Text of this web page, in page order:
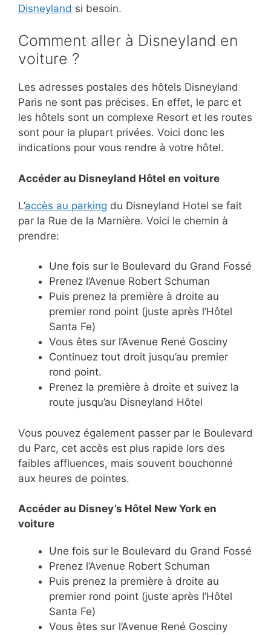
Disneyland si besoin.
Comment aller à Disneyland en
voiture ?
Les adresses postales des hôtels Disneyland
Paris ne sont pas précises. En effet, le parc et
les hôtels sont un complexe Resort et les routes
sont pour la plupart privées. Voici donc les
indications pour vous rendre à votre hôtel.
Accéder au Disneyland Hôtel en voiture
L’accès au parking du Disneyland Hotel se fait
par la Rue de la Marnière. Voici le chemin à
prendre:
Une fois sur le Boulevard du Grand Fossé
Prenez l’Avenue Robert Schuman
Puis prenez la première à droite au
premier rond point (juste après l’Hôtel
Santa Fe)
Vous êtes sur l’Avenue René Gosciny
Continuez tout droit jusqu’au premier
rond point.
Prenez la première à droite et suivez la
route jusqu’au Disneyland Hôtel
Vous pouvez également passer par le Boulevard
du Parc, cet accès est plus rapide lors des
faibles affluences, mais souvent bouchonné
aux heures de pointes.
Accéder au Disney’s Hôtel New York en
voiture
Une fois sur le Boulevard du Grand Fossé
Prenez l’Avenue Robert Schuman
Puis prenez la première à droite au
premier rond point (juste après l’Hôtel
Santa Fe)
Vous êtes sur l’Avenue René Gosciny